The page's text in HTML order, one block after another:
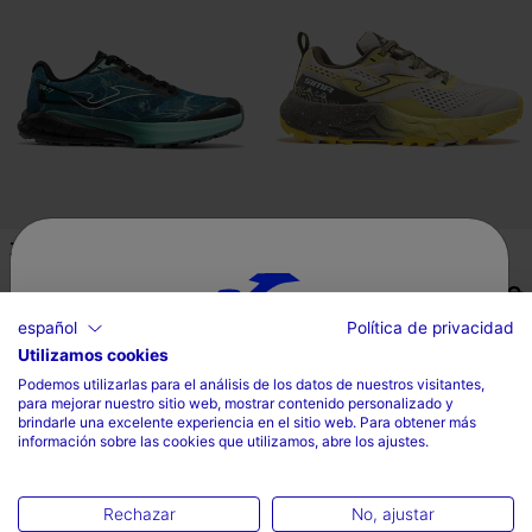
Zapatillas Trail Tr-7 26 Unisex
2 Colores
5 sobre 5 de valoración de clientes
Mujer Camel
3.1 sobre 5 de valoración de
Selecciona tu país e idioma
País
Mexico
Idioma
español
Política de privacidad
Utilizamos cookies
Podemos utilizarlas para el análisis de los datos de nuestros visitantes,
para mejorar nuestro sitio web, mostrar contenido personalizado y
brindarle una excelente experiencia en el sitio web. Para obtener más
información sobre las cookies que utilizamos, abre los ajustes.
Rechazar No, ajustar